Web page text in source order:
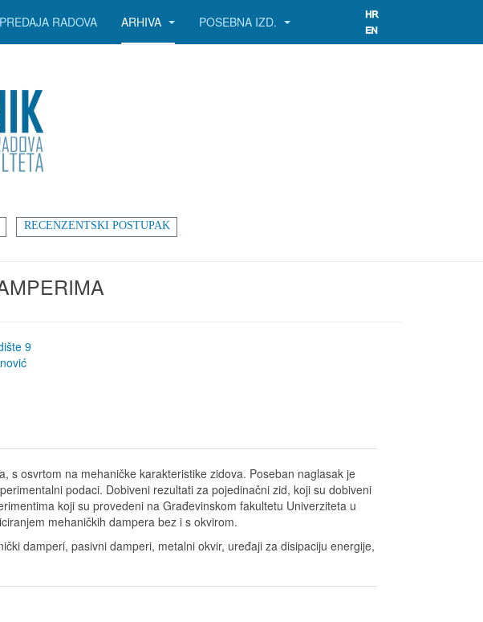
RECENZENTSKI POSTUPAK
PREDAJA RADOVA ARHIVA POSEBNA IZD.
9
s osvrtom na mehaničke karakteristike zidova. Poseban naglasak je
podaci. Dobiveni rezultati za pojedinačni zid, koji su dobiveni
koji su provedeni na Građevinskom fakultetu Univerziteta u
mehaničkih dampera bez i s okvirom.
damperi, pasivni damperi, metalni okvir, uređaji za disipaciju energije,